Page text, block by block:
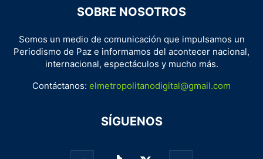
SOBRE NOSOTROS
Somos un medio de comunicación que impulsamos un
Periodismo de Paz e informamos del acontecer nacional,
internacional, espectáculos y mucho más.
Contáctanos: elmetropolitanodigital@gmail.com
SÍGUENOS